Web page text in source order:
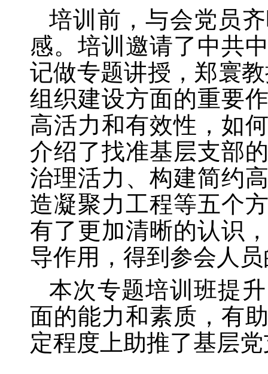
培训前，与会党员
感。培训邀请了中共
记做专题讲授，郑寰
组织建设方面的重要
高活力和有效性，如
介绍了找准基层支部
治理活力、构建简约
造凝聚力工程等五个
有了更加清晰的认识
导作用，得到参会人
本次专题培训班提
面的能力和素质，有
定程度上助推了基层